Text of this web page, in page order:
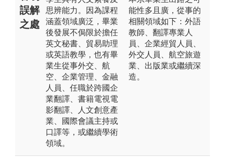
誤解
之處
思辨能力。因為課程
涵蓋領域廣泛，畢業
後發展不侷限於擔任
英文秘書、貿易助理
或英語教學，也有畢
業生從事外交、航
空、企業管理、金融
人員、任職於跨國企
業翻譯、書籍電視電
影翻譯、人文創意產
業、國際會議主持或
口譯等，或繼續學術
領域。
能性多且廣，從事的
相關領域如下：外語
教師、翻譯專業人
員、企業經貿人員、
外交人員、航空旅遊
業、出版業或繼續深
造。